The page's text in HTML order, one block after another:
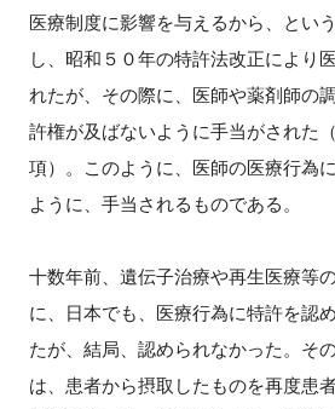
医療制度に影響を与えるから、とい
し、昭和５０年の特許法改正により
れたが、その際に、医師や薬剤師の
許権が及ばないように手当がされた
項）。このように、医師の医療行為
ように、手当されるものである。
十数年前、遺伝子治療や再生医療等
に、日本でも、医療行為に特許を認
たが、結局、認められなかった。そ
は、患者から摂取したものを再度患